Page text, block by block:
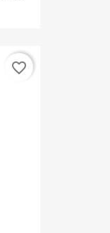
favorite_border